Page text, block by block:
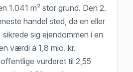
1.041 m² stor grund. Den 2.
handel sted, da en eller
sig ejendommen i en
værdi á 1,8 mio. kr.
vurderet til 2,55